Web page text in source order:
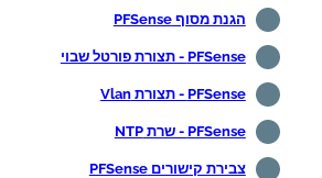
הגנת מסוף PFSense
PFSense - תצורת פורטל שבוי
PFSense - תצורת Vlan
PFSense - שרת NTP
צבירת קישורים PFSense